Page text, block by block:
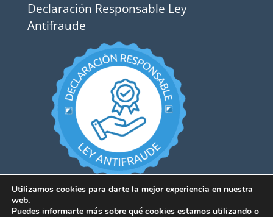
Declaración Responsable Ley
Antifraude
Utilizamos cookies para darte la mejor experiencia en nuestra
web.
Puedes informarte más sobre qué cookies estamos utilizando o